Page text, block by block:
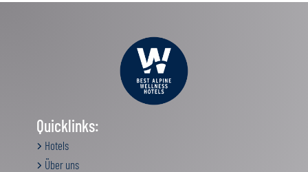
Quicklinks:
Hotels
Über uns